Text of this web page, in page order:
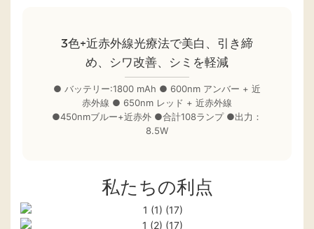
3色+近赤外線光療法で美白、引き締
め、シワ改善、シミを軽減
● バッテリー:1800 mAh ● 600nm アンバー + 近
赤外線 ● 650nm レッド + 近赤外線
●450nmブルー+近赤外 ●合計108ランプ ●出力：
8.5W
私たちの利点